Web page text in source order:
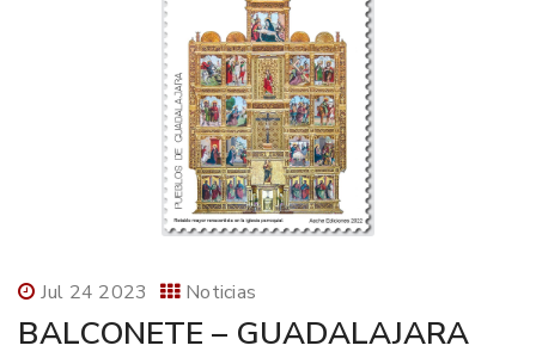
Jul 24 2023 Noticias
BALCONETE – GUADALAJARA